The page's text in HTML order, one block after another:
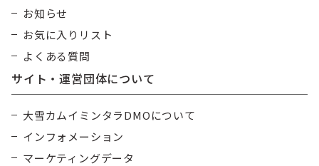
お知らせ
お気に入りリスト
よくある質問
サイト・運営団体について
大雪カムイミンタラDMOについて
インフォメーション
マーケティングデータ